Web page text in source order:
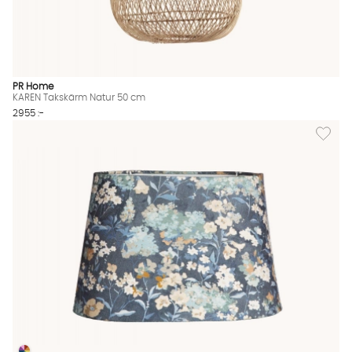
PR Home
KAREN Takskärm Natur 50 cm
2955 :-
Lägg